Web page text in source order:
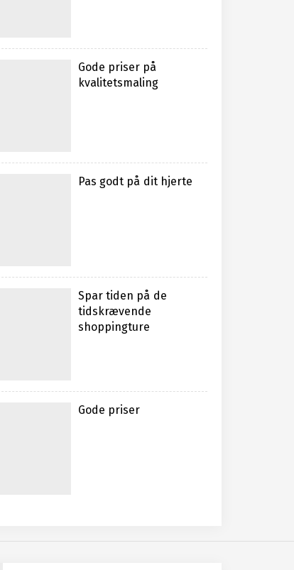
Gode priser på
kvalitetsmaling
Pas godt på dit hjerte
Spar tiden på de
tidskrævende
shoppingture
Gode priser